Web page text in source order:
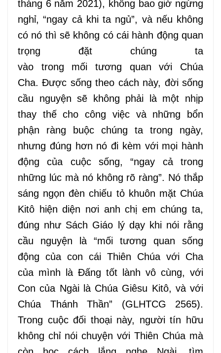
tháng 6 năm 2021), không bao giờ ngừng
nghỉ, “ngay cả khi ta ngủ”, và nếu không
có nó thì sẽ không có cái hành động quan
trọng đặt chúng ta
vào trong mốitương quan với Chúa
Cha.Được sống theo cách này, đời sống
cầu nguyệnsẽ không phải là một nhịp
thay thếcho công việc và những bổn
phận ràng buộc chúng ta trong ngày,
nhưng đúng hơn nó đi kèm với mọi hành
động của cuộc sống, “ngay cả trong
những lúc mà nó không rõ ràng”. Nó thắp
sáng ngọn đènchiếu tỏ khuôn mặt Chúa
Kitô hiện diện nơi anh chị em chúng ta,
đúng như Sách Giáo lý dạy khi nói rằng
cầu nguyện là “mối tương quan sống
động của con cái Thiên Chúa với Cha
của mình là Đấng tốt lành vô cùng, với
Con của Ngài là Chúa Giêsu Kitô, và với
Chúa Thánh Thần” (GLHTCG 2565).
Trong cuộc đối thoại này, người tín hữu
không chỉ nói chuyện với Thiên Chúa mà